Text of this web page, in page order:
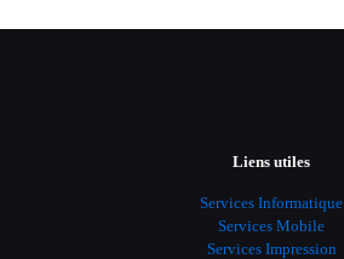
Liens utiles
Services Informatique
Services Mobile
Services Impression